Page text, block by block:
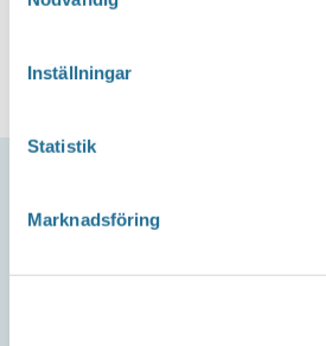
Inställningar
Statistik
Marknadsföring
Hem/Livet i